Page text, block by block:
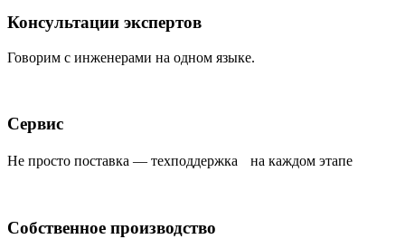
Консультации экспертов
Говорим с инженерами на одном языке.
Сервис
Не просто поставка — техподдержка на каждом этапе
Собственное производство